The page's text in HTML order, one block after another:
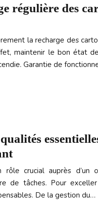
régulière des
la recharge des
maintenir le bon état
Garantie de
rôle crucial auprès
de tâches. Pour
De la gestion du…